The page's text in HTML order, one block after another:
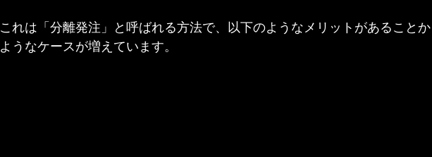
これは「分離発注」と呼ばれる方法で、以下のようなメリットがあること
ようなケースが増えています。